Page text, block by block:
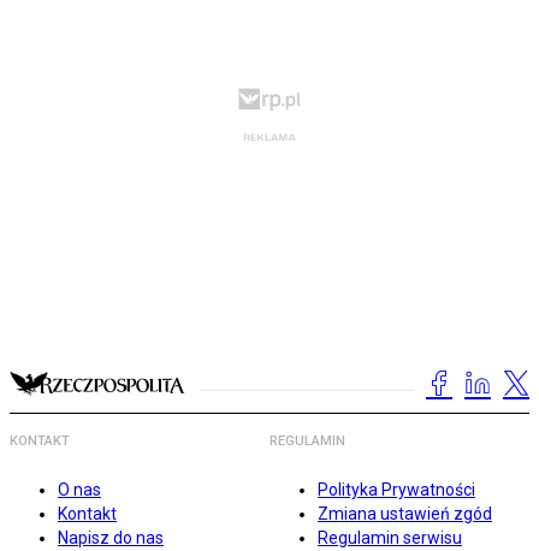
KONTAKT
O nas
Kontakt
Napisz do nas
REGULAMIN
Polityka Prywatności
Zmiana ustawień zgód
Regulamin serwisu